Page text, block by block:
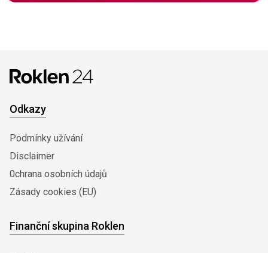
Odkazy
Podmínky užívání
Disclaimer
0chrana osobních údajů
Zásady cookies (EU)
Finanční skupina Roklen